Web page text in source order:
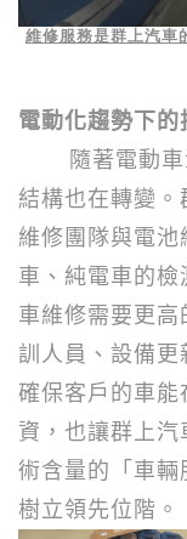
維修服務是群上汽車
電動化趨勢下的
隨著電動車
結構也在轉變
維修團隊與電
車、純電車的檢
車維修需要更
訓人員、設備更
確保客戶的車能
資，也讓群上
術含量的「車輛
樹立領先位階。